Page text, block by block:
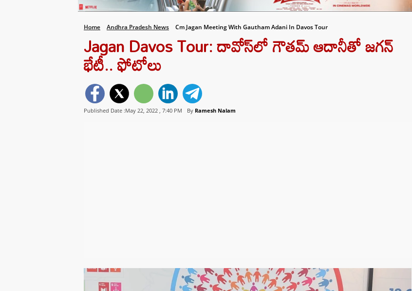
Home Andhra Pradesh News Cm Jagan Meeting With Gautham Adani In Davos Tour
Jagan Davos Tour: దావోస్‌లో గౌతమ్ ఆదానీతో జగన్
భేటీ.. ఫోటోలు
Published Date :May 22, 2022 , 7:40 PM By Ramesh Nalam